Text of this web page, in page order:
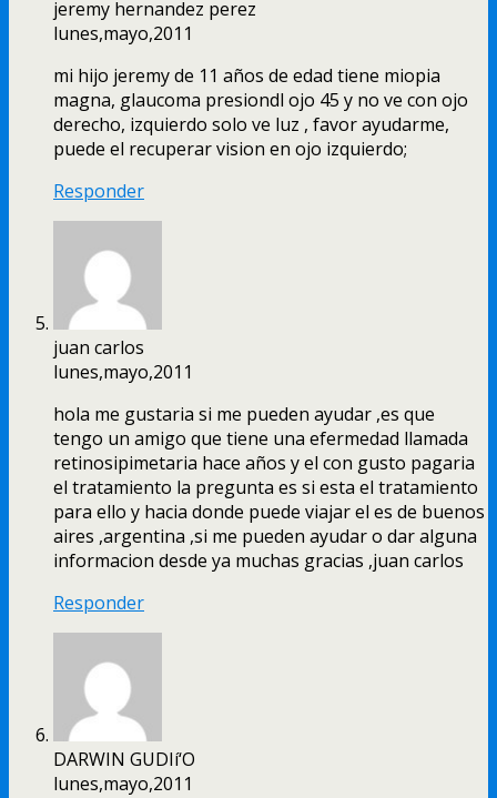
jeremy hernandez perez
lunes,mayo,2011
mi hijo jeremy de 11 años de edad tiene miopia
magna, glaucoma presiondl ojo 45 y no ve con ojo
derecho, izquierdo solo ve luz , favor ayudarme,
puede el recuperar vision en ojo izquierdo;
Responder
juan carlos
lunes,mayo,2011
hola me gustaria si me pueden ayudar ,es que
tengo un amigo que tiene una efermedad llamada
retinosipimetaria hace años y el con gusto pagaria
el tratamiento la pregunta es si esta el tratamiento
para ello y hacia donde puede viajar el es de buenos
aires ,argentina ,si me pueden ayudar o dar alguna
informacion desde ya muchas gracias ,juan carlos
Responder
DARWIN GUDIí‘O
lunes,mayo,2011